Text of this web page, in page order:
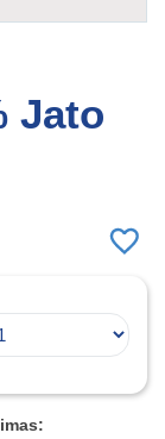
Jato